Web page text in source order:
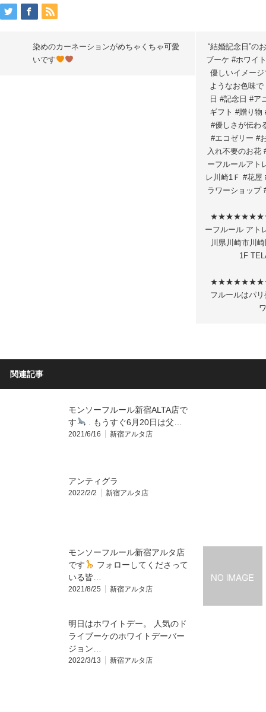
染めのカーネーションがめちゃくちゃ可愛
いです
“結婚記念日”の
ブーケ #ホワイ
優しいイメー
ようなお色味
日 #記念日 #ア
ギフト #贈り物
#優しさが伝わ
#エコゼリー #
入れ不要のお花
ーフルールアト
レ川崎1Ｆ #花屋
ラワーショップ
ーフルール アト
川県川崎市川
1F
フルールはパ
関連記事
モンソーフルール新宿ALTA店で
す
. もうすぐ6月20日は父…
2021/6/16 新宿アルタ店
アンティグラ
2022/2/2 新宿アルタ店
モンソーフルール新宿アルタ店
です
フォローしてくださって
いる皆…
2021/8/25 新宿アルタ店
明日はホワイトデー。 人気のド
ライブーケのホワイトデーバー
ジョン…
2022/3/13 新宿アルタ店